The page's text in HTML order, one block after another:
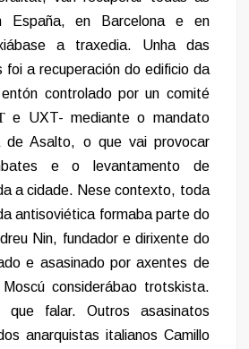
España, en Barcelona e en
a traxedia. Unha das
foi a recuperación do edificio da
controlado por un comité
e UXT- mediante o mandato
de Asalto, o que vai provocar
e o levantamento de
a cidade. Nese contexto, toda
antisoviética formaba parte do
Nin, fundador e dirixente do
e asasinado por axentes de
considerábao trotskista.
que falar. Outros asasinatos
anarquistas italianos Camillo